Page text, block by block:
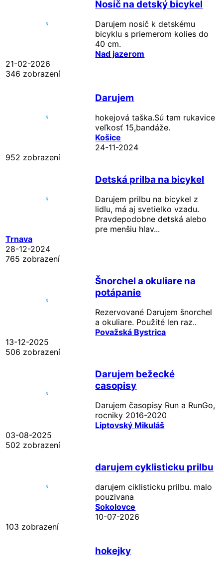
Nosič na detský bicykel
Darujem nosič k detskému
bicyklu s priemerom kolies do
40 cm.
Nad jazerom
21-02-2026
346 zobrazení
Darujem
hokejová taška.Sú tam rukavice
veľkosť 15,bandáže.
Košice
24-11-2024
952 zobrazení
Detská prilba na bicykel
Darujem prilbu na bicykel z
lidlu, má aj svetielko vzadu.
Pravdepodobne detská alebo
pre menšiu hlav...
Trnava
28-12-2024
765 zobrazení
Šnorchel a okuliare na
potápanie
Rezervované Darujem šnorchel
a okuliare. Použité len raz..
Považská Bystrica
13-12-2025
506 zobrazení
Darujem bežecké
casopisy
Darujem časopisy Run a RunGo,
rocniky 2016-2020
Liptovský Mikuláš
03-08-2025
502 zobrazení
darujem cyklisticku prilbu
darujem ciklisticku prilbu. malo
pouzivana
Sokolovce
10-07-2026
103 zobrazení
hokejky